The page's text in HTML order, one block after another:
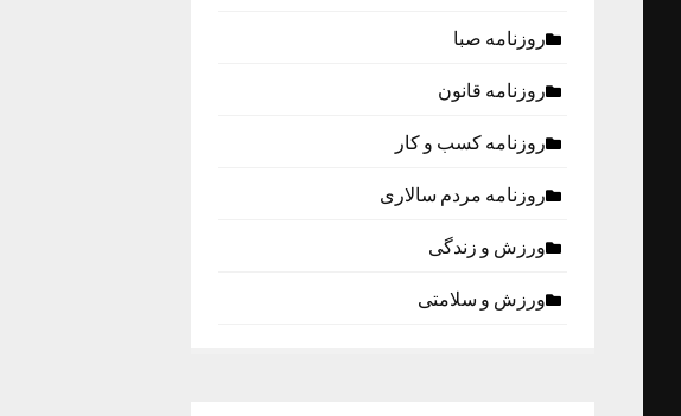
روزنامه صبا
روزنامه قانون
روزنامه كسب و كار
روزنامه مردم سالاری
ورزش و زندگی
ورزش و سلامتی